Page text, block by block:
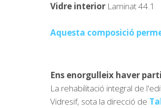
Vidre interior Laminat 44.1
Aquesta composició
Ens enorgulleix haver
La rehabilitació integral de
Vidresif, sota la direcció de